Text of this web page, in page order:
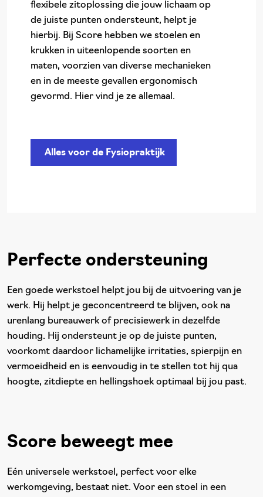
flexibele zitoplossing die jouw lichaam op
de juiste punten ondersteunt, helpt je
hierbij. Bij Score hebben we stoelen en
krukken in uiteenlopende soorten en
maten, voorzien van diverse mechanieken
en in de meeste gevallen ergonomisch
gevormd. Hier vind je ze allemaal.
Alles voor de Fysiopraktijk
Perfecte ondersteuning
Een goede werkstoel helpt jou bij de uitvoering van je
werk. Hij helpt je geconcentreerd te blijven, ook na
urenlang bureauwerk of precisiewerk in dezelfde
houding. Hij ondersteunt je op de juiste punten,
voorkomt daardoor lichamelijke irritaties, spierpijn en
vermoeidheid en is eenvoudig in te stellen tot hij qua
hoogte, zitdiepte en hellingshoek optimaal bij jou past.
Score beweegt mee
Eén universele werkstoel, perfect voor elke
werkomgeving, bestaat niet. Voor een stoel in een